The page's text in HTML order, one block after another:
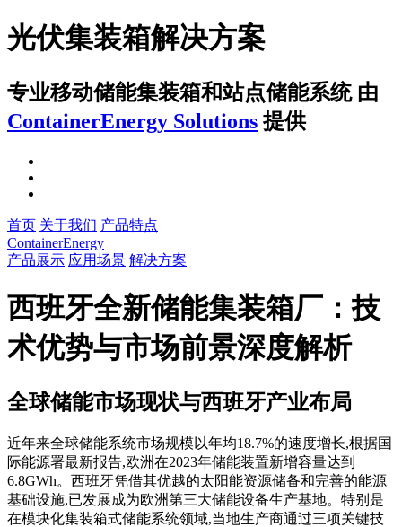
光伏集装箱解决方案
专业移动储能集装箱和站点储能系统 由
ContainerEnergy Solutions 提供
首页 关于我们 产品特点
ContainerEnergy
产品展示 应用场景 解决方案
西班牙全新储能集装箱厂：技
术优势与市场前景深度解析
全球储能市场现状与西班牙产业布局
近年来全球储能系统市场规模以年均18.7%的速度增长,根据国
际能源署最新报告,欧洲在2023年储能装置新增容量达到
6.8GWh。西班牙凭借其优越的太阳能资源储备和完善的能源
基础设施,已发展成为欧洲第三大储能设备生产基地。特别是
在模块化集装箱式储能系统领域,当地生产商通过三项关键技